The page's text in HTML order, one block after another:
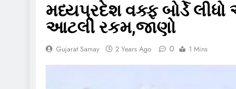
મધ્યપ્રદેશ વક્ફ બોર્ડે
આટલી રકમ,જાણો
Gujarat Samay 2 Years Ago 0 1 Mins